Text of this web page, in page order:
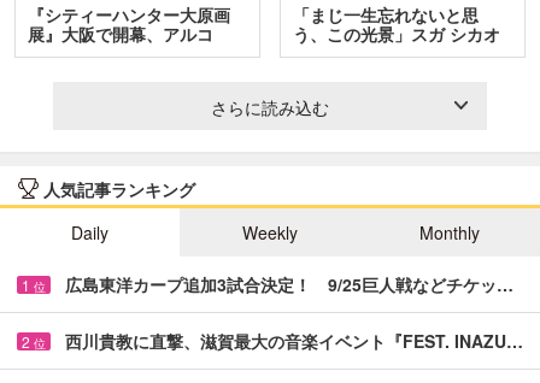
『シティーハンター大原画
展』大阪で開幕、アルコ
＆…
「まじ一生忘れないと思
う、この光景」スガ シカオ
と…
さらに読み込む
人気記事ランキング
Daily
Weekly Monthly
1 位 広島東洋カープ追加3試合決定！ 9/25巨人戦などチケッ…
2 位 西川貴教に直撃、滋賀最大の音楽イベント『FEST. INAZU…